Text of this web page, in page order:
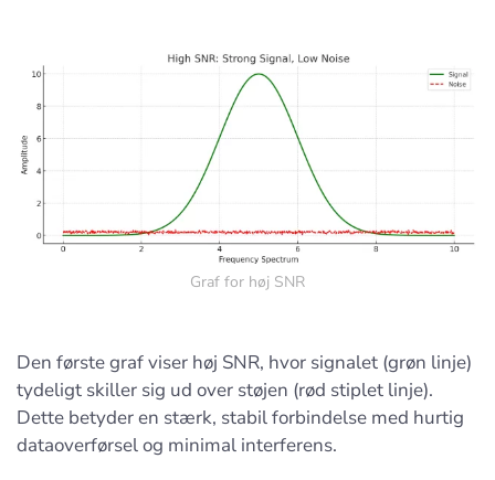
Graf for høj SNR
Den første graf viser høj SNR, hvor signalet (grøn linje)
tydeligt skiller sig ud over støjen (rød stiplet linje).
Dette betyder en stærk, stabil forbindelse med hurtig
dataoverførsel og minimal interferens.